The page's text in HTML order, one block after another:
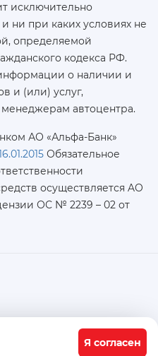
Я согласен
исключительно
ни при каких условиях не
определяемой
кодекса РФ.
о наличии и
и (или) услуг,
автоцентра.
АО «Альфа-Банк»
Обязательное
осуществляется AO
ОС № 2239 – 02 от